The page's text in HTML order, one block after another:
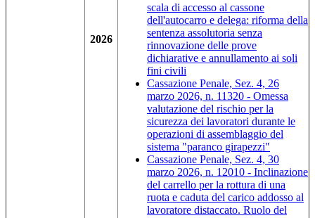
2026
scala di accesso al cassone
dell'autocarro e delega: riforma della
sentenza assolutoria senza
rinnovazione delle prove
dichiarative e annullamento ai soli
fini civili
Cassazione Penale, Sez. 4, 26
marzo 2026, n. 11320 - Omessa
valutazione del rischio per la
sicurezza dei lavoratori durante le
operazioni di assemblaggio del
sistema "paranco ­girapezzi"
Cassazione Penale, Sez. 4, 30
marzo 2026, n. 12010 - Inclinazione
del carrello per la rottura di una
ruota e caduta del carico addosso al
lavoratore distaccato. Ruolo del